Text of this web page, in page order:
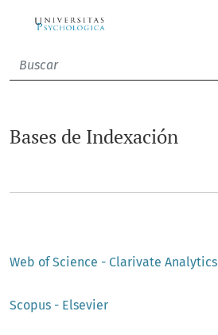
Bases de Indexación
Web of Science - Clarivate Analytics
Scopus - Elsevier